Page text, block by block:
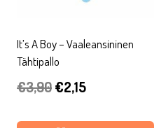
It’s A Boy – Vaaleansininen
Tähtipallo
€3,90Alkuperäinen
€2,15Nykyinen